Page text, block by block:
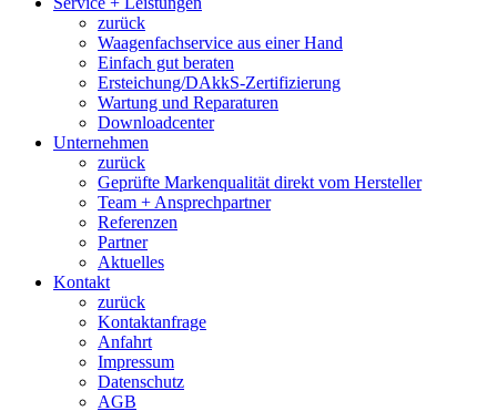
zurück
Waagenfachservice aus einer Hand
Einfach gut beraten
Ersteichung/DAkkS-Zertifizierung
Wartung und Reparaturen
Downloadcenter
Unternehmen
zurück
Geprüfte Markenqualität direkt vom Hersteller
Team + Ansprechpartner
Referenzen
Partner
Aktuelles
Kontakt
zurück
Kontaktanfrage
Anfahrt
Impressum
Datenschutz
AGB